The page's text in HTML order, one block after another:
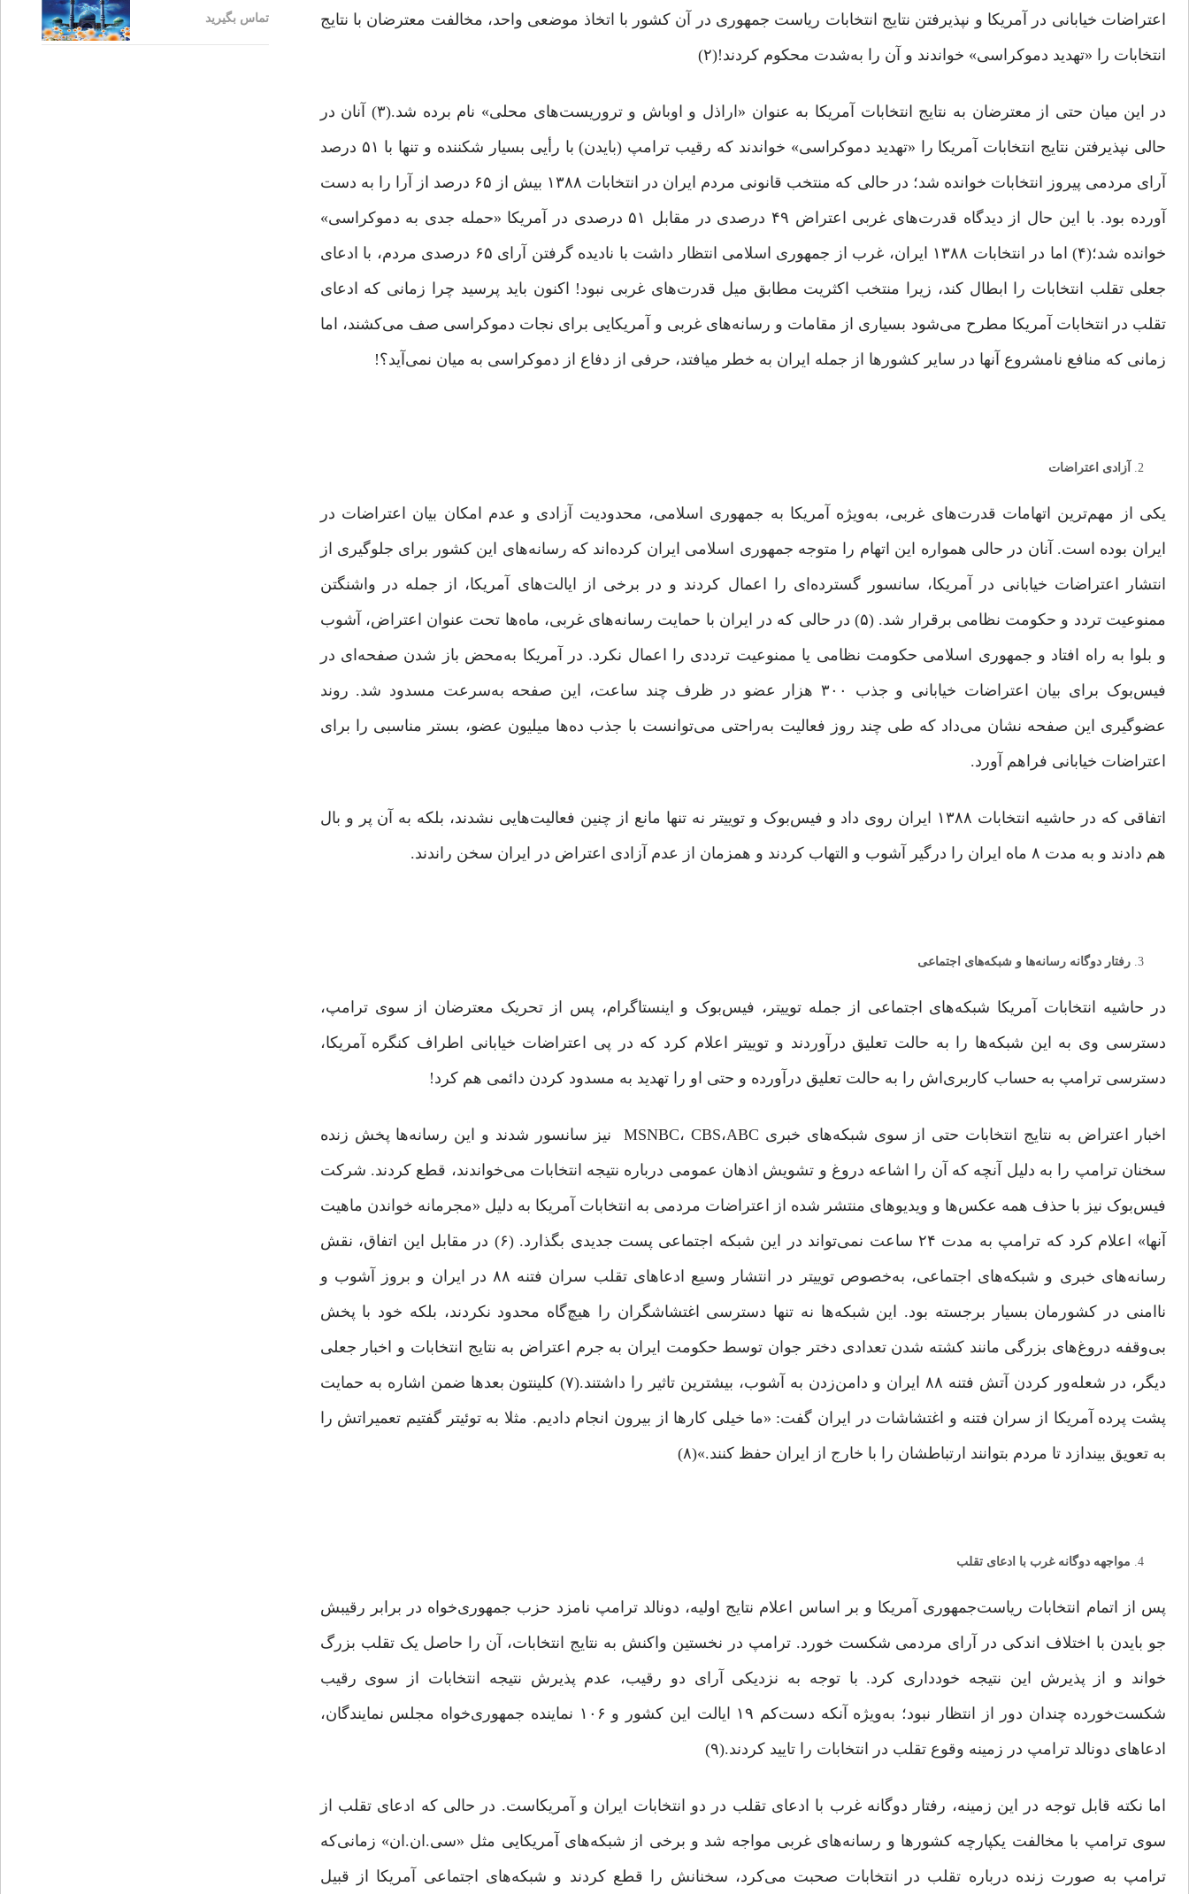
اعتراضات خیابانی در آمریکا و نپذیرفتن نتایج انتخابات ریاست ‌جمهوری در آن کشور با اتخاذ موضعی واحد، مخالفت معترضان با نتایج
انتخابات را «تهدید دموکراسی» خواندند و آن را به‌‌شدت محکوم کردند!(۲)
در این میان حتی از معترضان به نتایج انتخابات آمریکا به عنوان «اراذل و اوباش و تروریست‌های محلی» نام برده شد.(۳) آنان در
حالی نپذیرفتن نتایج انتخابات آمریکا را «تهدید دموکراسی» خواندند که رقیب ترامپ (بایدن) با رأیی بسیار شکننده و تنها با ۵۱ درصد
آرای مردمی پیروز انتخابات خوانده شد؛ در حالی‌ که منتخب قانونی مردم ایران در انتخابات ۱۳۸۸ بیش از ۶۵ درصد از آرا را به دست
آورده بود. با این حال از دیدگاه قدرت‌های غربی اعتراض ۴۹ درصدی در مقابل ۵۱ درصدی در آمریکا «حمله جدی به دموکراسی»
خوانده شد؛(۴) اما در انتخابات ۱۳۸۸ ایران، غرب از جمهوری ‌اسلامی انتظار داشت با نادیده گرفتن آرای ۶۵ درصدی مردم، با ادعای
جعلی تقلب انتخابات را ابطال کند، زیرا منتخب اکثریت مطابق میل قدرت‌های غربی نبود! اکنون باید پرسید چرا زمانی که ادعای
تقلب در انتخابات آمریکا مطرح می‌شود بسیاری از مقامات و رسانه‌های غربی و آمریکایی برای نجات دموکراسی صف می‌کشند، اما
زمانی که منافع نامشروع آنها در سایر کشورها از جمله ایران به خطر میافتد، حرفی از دفاع از دموکراسی به میان نمی‌آید؟!
آزادی اعتراضات
یکی از مهم‌ترین اتهامات قدرت‌های غربی، به‌ویژه آمریکا به جمهوری اسلامی، محدودیت آزادی و عدم امکان بیان اعتراضات در
ایران بوده ‌است. آنان در حالی همواره این اتهام را متوجه جمهوری ‌اسلامی ایران کرده‌اند که رسانه‌های این کشور برای جلوگیری از
انتشار اعتراضات خیابانی در آمریکا، سانسور گسترده‌ای را اعمال کردند و در برخی از ایالت‌های آمریکا، از جمله در واشنگتن
ممنوعیت تردد و حکومت ‌نظامی برقرار شد. (۵) در حالی که در ایران با حمایت رسانه‌های غربی، ماه‌ها تحت عنوان اعتراض، آشوب
و بلوا به راه افتاد و جمهوری‌ اسلامی حکومت‌ نظامی یا ممنوعیت ترددی را اعمال نکرد. در آمریکا به‌محض باز شدن صفحه‌ای در
فیس‌بوک برای بیان اعتراضات خیابانی و جذب ۳۰۰ هزار عضو در ظرف چند ساعت، این صفحه به‌سرعت مسدود شد. روند
عضوگیری این صفحه‌ نشان می‌داد که طی چند روز فعالیت به‌راحتی می‌توانست با جذب ده‌ها میلیون عضو، بستر مناسبی را برای
اعتراضات خیابانی فراهم ‌آورد.
اتفاقی که در حاشیه انتخابات ۱۳۸۸ ایران روی داد و فیس‌بوک و توییتر نه تنها مانع از چنین فعالیت‌هایی نشدند، بلکه به آن پر و بال
هم دادند و به‌ مدت ۸ ماه ایران را درگیر آشوب و التهاب کردند و همزمان از عدم آزادی اعتراض در ایران سخن راندند.
رفتار دوگانه رسانه‌ها و شبکه‌های اجتماعی
در حاشیه انتخابات آمریکا شبکه‌های اجتماعی از جمله توییتر، فیس‌بوک و اینستاگرام، پس از تحریک معترضان از سوی ترامپ،
دسترسی وی به این شبکه‌ها را به حالت تعلیق درآوردند و توییتر اعلام کرد که در پی اعتراضات خیابانی اطراف کنگره آمریکا،
دسترسی ترامپ به حساب کاربری‌اش را به حالت تعلیق درآورده و حتی او را تهدید به مسدود کردن دائمی هم کرد!
اخبار اعتراض به نتایج انتخابات حتی از سوی شبکه‌های خبری MSNBC، CBS،ABC نیز سانسور شدند و این رسانه‌ها پخش زنده
سخنان ترامپ را به دلیل آنچه که آن را اشاعه دروغ و تشویش اذهان عمومی درباره نتیجه انتخابات می‌خواندند، قطع کردند. شرکت
فیس‌بوک نیز با حذف همه عکس‌ها و ویدیوهای منتشر شده از اعتراضات مردمی به انتخابات آمریکا به دلیل «مجرمانه خواندن ماهیت
آنها» اعلام کرد که ترامپ به مدت ۲۴ ساعت نمی‌تواند در این شبکه اجتماعی پست جدیدی بگذارد. (۶) در مقابل این اتفاق، نقش
رسانه‌های خبری و شبکه‌های اجتماعی، به‌خصوص توییتر در انتشار وسیع ادعاهای تقلب سران فتنه ۸۸ در ایران و بروز آشوب و
ناامنی در کشورمان بسیار برجسته بود. این شبکه‌ها نه تنها دسترسی اغتشاشگران را هیچ‌گاه محدود نکردند، بلکه خود با پخش
بی‌وقفه دروغ‌های بزرگی مانند کشته شدن تعدادی دختر جوان توسط حکومت ایران به جرم اعتراض به نتایج انتخابات و اخبار جعلی
دیگر، در شعله‌ور کردن آتش فتنه ۸۸ ایران و دامن‌زدن به آشوب، بیشترین تاثیر را داشتند.(۷) کلینتون بعدها ضمن اشاره به حمایت
پشت‌ پرده آمریکا از سران فتنه و اغتشاشات در ایران گفت: «ما خیلی کارها از بیرون انجام دادیم. مثلا به توئیتر گفتیم تعمیراتش را
به تعویق بیندازد تا مردم بتوانند ارتبا‌طشان را با خارج از ایران حفظ کنند.»(۸)
مواجهه دوگانه غرب با ادعای تقلب
پس از اتمام انتخابات ریاست‌جمهوری آمریکا و بر اساس اعلام نتایج اولیه، دونالد ترامپ نامزد حزب جمهوری‌خواه در برابر رقیبش
جو بایدن با اختلاف اندکی در آرای مردمی شکست خورد. ترامپ در نخستین واکنش به نتایج انتخابات، آن را حاصل یک تقلب بزرگ
خواند و از پذیرش این نتیجه خودداری کرد. با توجه به نزدیکی آرای دو رقیب، عدم پذیرش نتیجه انتخابات از سوی رقیب
شکست‌خورده چندان دور از انتظار نبود؛ به‌ویژه آنکه دست‌کم ۱۹ ایالت این کشور و ۱۰۶ نماینده جمهوری‌خواه مجلس نمایندگان،
ادعاهای دونالد ترامپ در زمینه وقوع تقلب در انتخابات را تایید کردند.(۹)
اما نکته قابل ‌توجه در این زمینه، رفتار دوگانه غرب با ادعای تقلب در دو انتخابات ایران و آمریکاست. در حالی‌ که ادعای تقلب از
سوی ترامپ با مخالفت یکپارچه کشورها و رسانه‌های غربی مواجه شد و برخی از شبکه‌های آمریکایی مثل «سی.ان.ان» زمانی‌که
ترامپ به صورت زنده درباره تقلب در انتخابات صحبت می‌کرد، سخنانش را قطع کردند و شبکه‌های اجتماعی آمریکا از قبیل
تماس بگیرید